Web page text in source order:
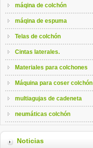
máqina de colchón
máqina de espuma
Telas de colchón
Cintas laterales.
Materiales para colchones
Máquina para coser colchón
multiagujas de cadeneta
neumáticas colchón
Noticias